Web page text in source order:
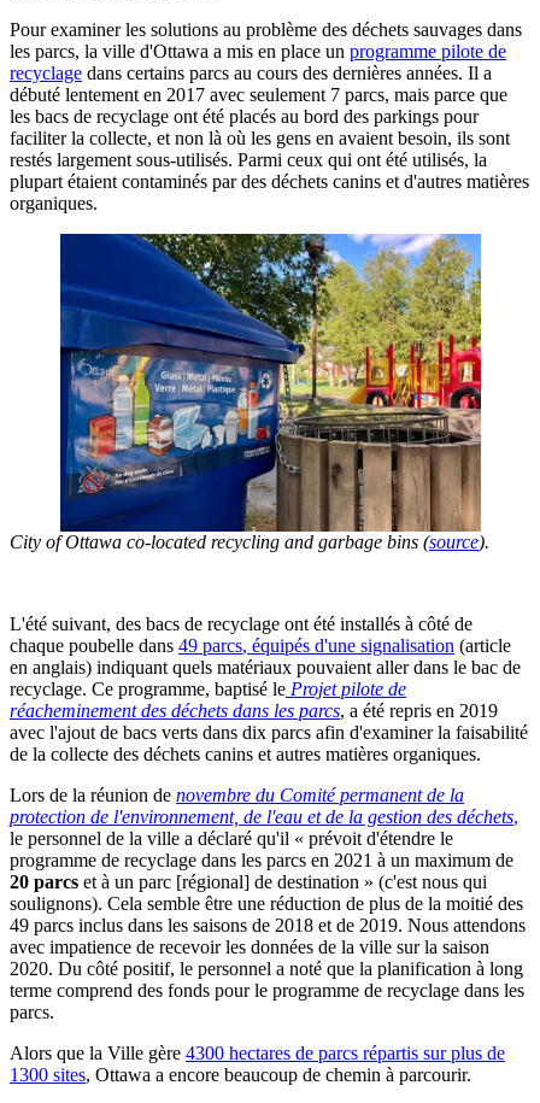
Pour examiner les solutions au problème des déchets sauvages dans
les parcs, la ville d'Ottawa a mis en place un programme pilote de
recyclage dans certains parcs au cours des dernières années. Il a
débuté lentement en 2017 avec seulement 7 parcs, mais parce que
les bacs de recyclage ont été placés au bord des parkings pour
faciliter la collecte, et non là où les gens en avaient besoin, ils sont
restés largement sous-utilisés. Parmi ceux qui ont été utilisés, la
plupart étaient contaminés par des déchets canins et d'autres matières
organiques.
City of Ottawa co-located recycling and garbage bins (source).
L'été suivant, des bacs de recyclage ont été installés à côté de
chaque poubelle dans 49 parcs, équipés d'une signalisation (article
en anglais) indiquant quels matériaux pouvaient aller dans le bac de
recyclage. Ce programme, baptisé le Projet pilote de
réacheminement des déchets dans les parcs, a été repris en 2019
avec l'ajout de bacs verts dans dix parcs afin d'examiner la faisabilité
de la collecte des déchets canins et autres matières organiques.
Lors de la réunion de novembre du Comité permanent de la
protection de l'environnement, de l'eau et de la gestion des déchets,
le personnel de la ville a déclaré qu'il « prévoit d'étendre le
programme de recyclage dans les parcs en 2021 à un maximum de
20 parcs et à un parc [régional] de destination » (c'est nous qui
soulignons). Cela semble être une réduction de plus de la moitié des
49 parcs inclus dans les saisons de 2018 et de 2019. Nous attendons
avec impatience de recevoir les données de la ville sur la saison
2020. Du côté positif, le personnel a noté que la planification à long
terme comprend des fonds pour le programme de recyclage dans les
parcs.
Alors que la Ville gère 4300 hectares de parcs répartis sur plus de
1300 sites, Ottawa a encore beaucoup de chemin à parcourir.